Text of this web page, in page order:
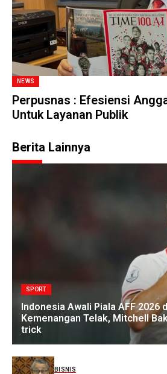
NEWS
Perpusnas : Efesiensi
Untuk Layanan Publik
Berita Lainnya
SPORT
Indonesia Awali Piala AFF 2026
Kemenangan Telak, Mitchell
trick
BISNIS